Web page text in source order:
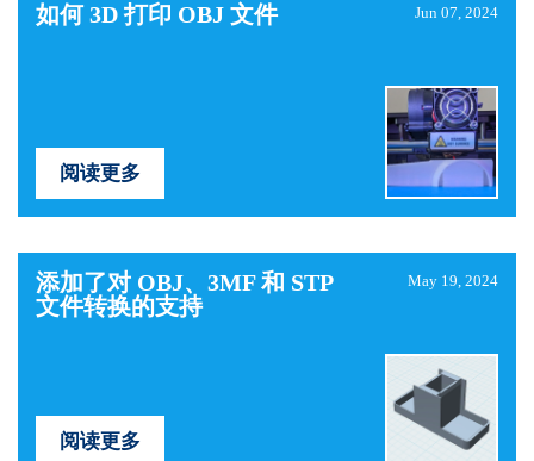
如何 3D 打印 OBJ 文件 Jun 07, 2024
阅读更多
添加了对 OBJ、3MF 和 STP
文件转换的支持
May 19, 2024
阅读更多